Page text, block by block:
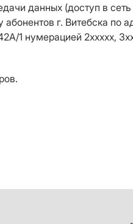
данных (доступ в
г. Витебска по
1 нумерацией 2ххххх,